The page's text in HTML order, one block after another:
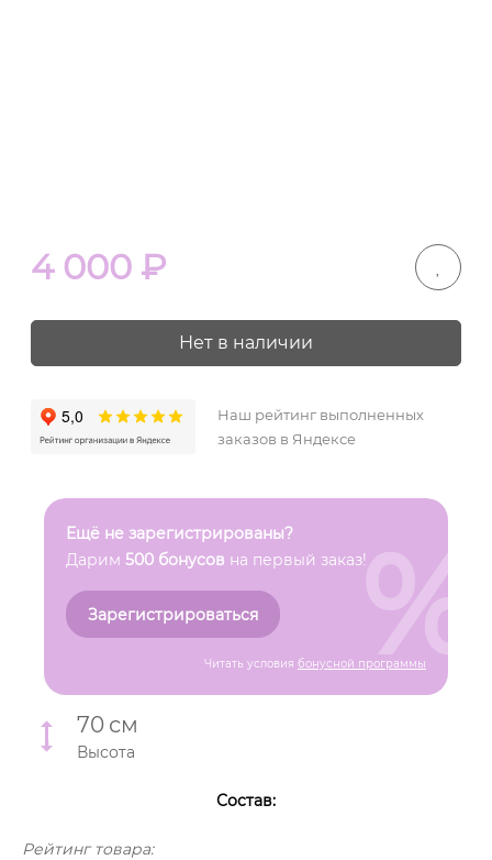
4 000 ₽
Нет в наличии
Наш рейтинг выполненных
заказов в Яндексе
Ещё не зарегистрированы?
Дарим 500 бонусов на первый заказ!
Зарегистрироваться
Читать условия бонусной программы
%
70 см
Высота
Состав:
Рейтинг товара: